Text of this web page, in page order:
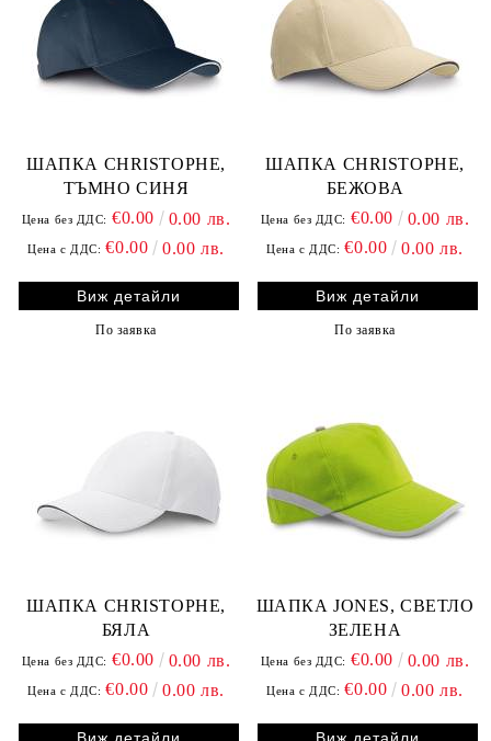
ШАПКА CHRISTOPHE,
ТЪМНО СИНЯ
Цена без ДДС: €0.00 0.00 лв.
Цена с ДДС: €0.00 0.00 лв.
Виж детайли
По заявка
ШАПКА CHRISTOPHE,
БЕЖОВА
Цена без ДДС: €0.00 0.00 лв.
Цена с ДДС: €0.00 0.00 лв.
Виж детайли
По заявка
ШАПКА CHRISTOPHE,
БЯЛА
Цена без ДДС: €0.00 0.00 лв.
Цена с ДДС: €0.00 0.00 лв.
ШАПКА JONES, СВЕТЛО
ЗЕЛЕНА
Цена без ДДС: €0.00 0.00 лв.
Цена с ДДС: €0.00 0.00 лв.